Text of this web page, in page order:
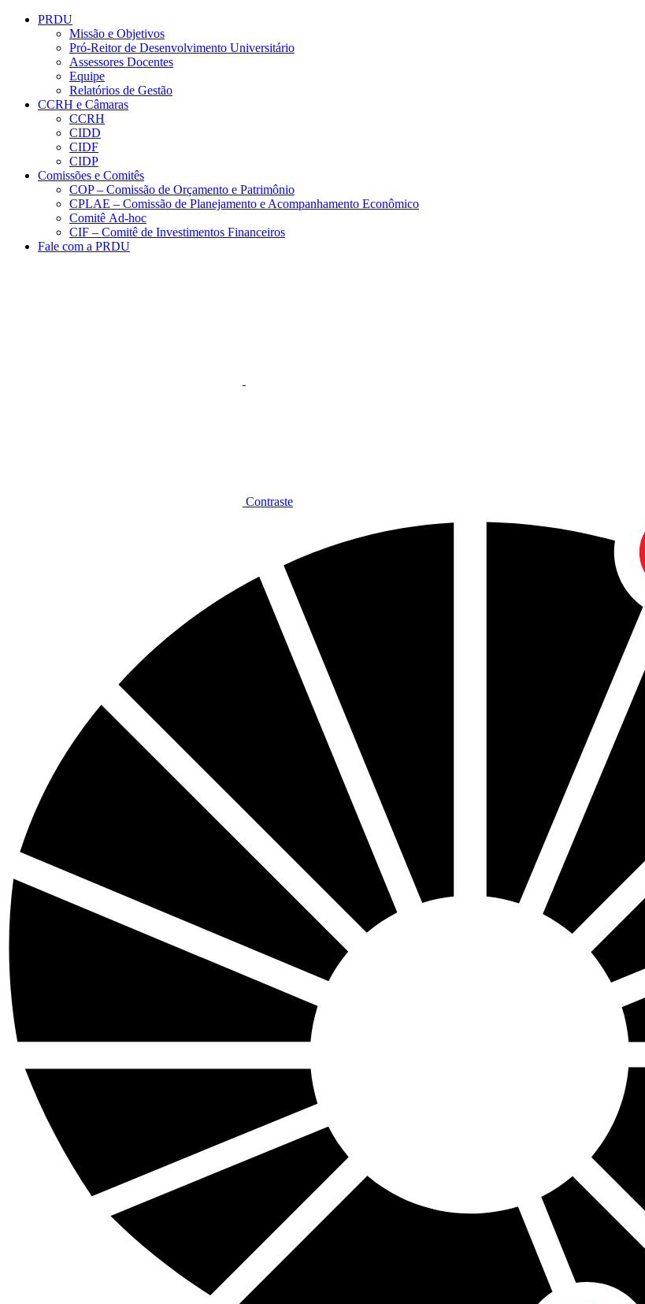
Conteúdo principal
PRDU
Missão e Objetivos
Pró-Reitor de Desenvolvimento Universitário
Assessores Docentes
Equipe
Relatórios de Gestão
CCRH e Câmaras
CCRH
CIDD
CIDF
CIDP
Comissões e Comitês
COP – Comissão de Orçamento e Patrimônio
CPLAE – Comissão de Planejamento e Acompanhamento Econômico
Comitê Ad-hoc
CIF – Comitê de Investimentos Financeiros
Fale com a PRDU
Contraste